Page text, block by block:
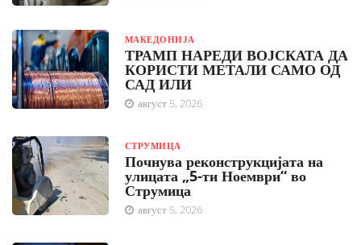
МАКЕДОНИЈА
ТРАМП НАРЕДИ ВОЈСКАТА ДА
КОРИСТИ МЕТАЛИ САМО ОД
САД ИЛИ
август 5, 2026
СТРУМИЦА
Почнува реконструкцијата на
улицата „5-ти Ноември“ во
Струмица
август 5, 2026